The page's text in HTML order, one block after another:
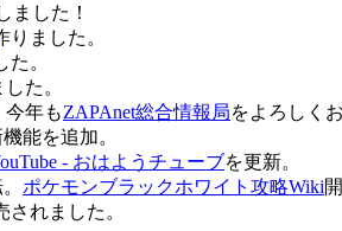
ました！
りました。
た。
た。
年もZAPAnet総合情報局をよろしく
能を追加。
- おはようチューブを更新。
ポケモンブラックホワイト攻略Wiki
されました。